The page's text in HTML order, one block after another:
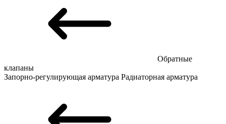
Обратные
клапаны
Запорно-регулирующая арматура Радиаторная арматура